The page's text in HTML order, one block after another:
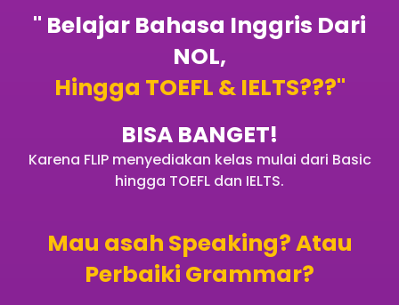
" Belajar Bahasa Inggris Dari
NOL,
Hingga TOEFL & IELTS???"
BISA BANGET!
Karena FLIP menyediakan kelas mulai dari Basic
hingga TOEFL dan IELTS.
Mau asah Speaking? Atau
Perbaiki Grammar?